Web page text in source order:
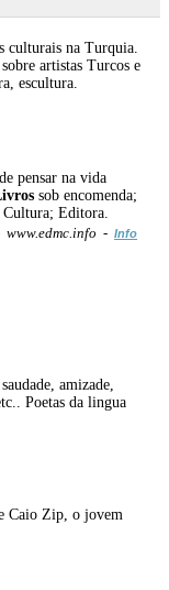
culturais na Turquia.
artistas Turcos e
escultura.
pensar na vida
sob encomenda;
Editora.
www.edmc.info - Info
amizade,
Poetas da lingua
Caio Zip, o jovem